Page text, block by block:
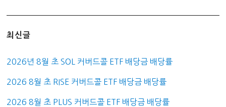
최신글
2026년 8월 초 SOL 커버드콜 ETF 배당금 배당률
2026 8월 초 RISE 커버드콜 ETF 배당금 배당률
2026 8월 초 PLUS 커버드콜 ETF 배당금 배당률